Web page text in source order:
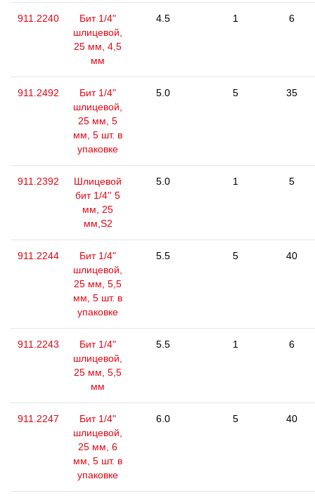
911.2240
Бит 1/4"
шлицевой,
25 мм, 4,5
мм
4.5 1 6
911.2492
Бит 1/4"
шлицевой,
25 мм, 5
мм, 5 шт. в
упаковке
5.0 5 35
911.2392
Шлицевой
бит 1/4'' 5
мм, 25
мм,S2
5.0 1 5
911.2244
Бит 1/4"
шлицевой,
25 мм, 5,5
мм, 5 шт. в
упаковке
5.5 5 40
911.2243
Бит 1/4"
шлицевой,
25 мм, 5,5
мм
5.5 1 6
911.2247
Бит 1/4"
шлицевой,
25 мм, 6
мм, 5 шт. в
упаковке
6.0 5 40